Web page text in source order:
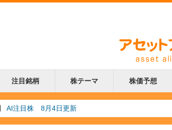
注目銘柄 株テーマ 株価予想
人気業種注目株 8月3日更新
金融注目株 8月2日更新